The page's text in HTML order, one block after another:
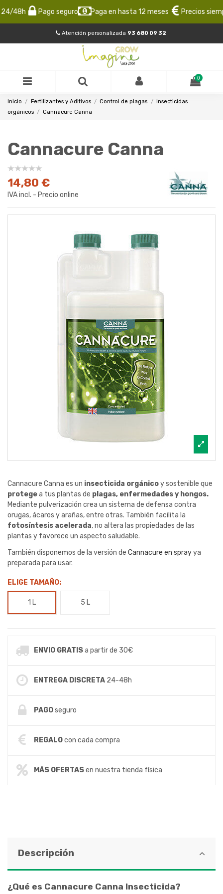
48h Pago seguro Paga en hasta 12 meses Precios
Atención personalizada 93 680 09 32
0
Inicio Fertilizantes y Aditivos Control de plagas
Insecticidas
orgánicos
Cannacure Canna
Cannacure Canna
14,80 €
IVA incl. - Precio online
Cannacure Canna es un insecticida orgánicoy sostenible que
protegea tus plantas de plagas, enfermedades y hongos.
Mediante pulverización crea un sistema de defensa contra
orugas, ácaros y arañas, entre otras. También facilita la
fotosíntesis acelerada, no altera las propiedades de las
plantas y favorece un aspecto saludable.
También disponemos de la versión de Cannacure en sprayya
preparada para usar.
ELIGE TAMAÑO:
1 L 5 L
ENVIO GRATISa partir de 30€
ENTREGA DISCRETA 24-48h
PAGOseguro
REGALOcon cada compra
MÁS OFERTASen nuestra tienda física
Descripción
¿Qué es Cannacure Canna Insecticida?